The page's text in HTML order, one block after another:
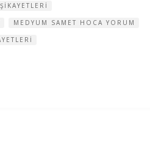
MEDYUM SAMET HOCA YORUM